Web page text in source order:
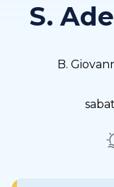
S.
B.